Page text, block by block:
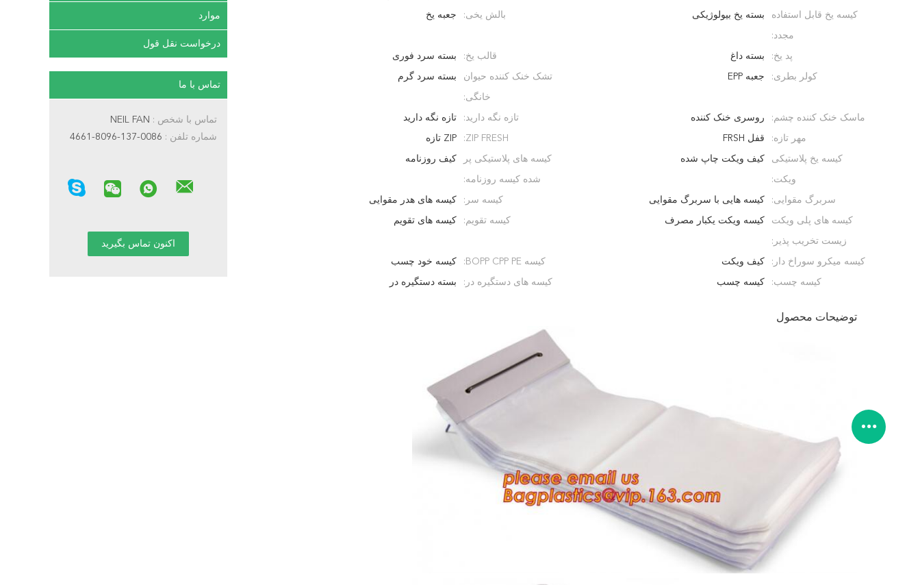
موارد
درخواست نقل قول
تماس با ما
تماس با شخص :
شماره تلفن :
کیسه یخ قابل استفاده
مجدد:
بسته یخ بیولوژیکی بالش یخی: جعبه یخ
پد یخ: بسته داغ قالب یخ: بسته سرد فوری
کولر بطری: جعبه EPP تشک خنک کننده حیوان
خانگی:
بسته سرد گرم
ماسک خنک کننده چشم: روسری خنک کننده تازه نگه دارید: تازه نگه دارید
مهر تازه: قفل FRSH ZIP FRESH: ZIP تازه
کیسه یخ پلاستیکی
ویکت:
کیف ویکت چاپ شده کیسه های پلاستیکی پر
شده کیسه روزنامه:
کیف روزنامه
سربرگ مقوایی: کیسه هایی با سربرگ مقوایی کیسه سر: کیسه های هدر مقوایی
کیسه های پلی ویکت
زیست تخریب پذیر:
کیسه ویکت یکبار مصرف کیسه تقویم: کیسه های تقویم
کیسه میکرو سوراخ دار: کیف ویکت کیسه BOPP CPP PE: کیسه خود چسب
کیسه چسب: کیسه چسب کیسه های دستگیره در: بسته دستگیره در
توضیحات محصول